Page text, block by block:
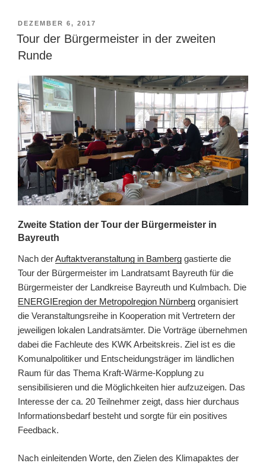
VERÖFFENTLICHT
AM
DEZEMBER 6, 2017
Tour der Bürgermeister in der zweiten
Runde
Zweite Station der Tour der Bürgermeister in
Bayreuth
Nach derAuftaktveranstaltung in Bamberg gastierte die
Tour der Bürgermeister im Landratsamt Bayreuth für die
Bürgermeister der Landkreise Bayreuth und Kulmbach. Die
ENERGIEregion der Metropolregion Nürnberg organisiert
die Veranstaltungsreihe in Kooperation mit Vertretern der
jeweiligen lokalen Landratsämter. Die Vorträge übernehmen
dabei die Fachleute des KWK Arbeitskreis. Ziel ist es die
Komunalpolitiker und Entscheidungsträger im ländlichen
Raum für das Thema Kraft-Wärme-Kopplung zu
sensibilisieren und die Möglichkeiten hier aufzuzeigen. Das
Interesse der ca. 20 Teilnehmer zeigt, dass hier durchaus
Informationsbedarf besteht und sorgte für ein positives
Feedback.
Nach einleitenden Worte, den Zielen des Klimapaktes der